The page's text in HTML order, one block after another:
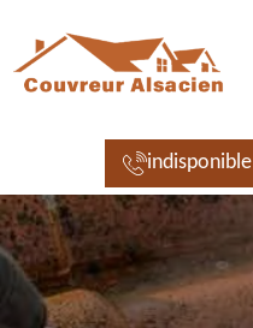
indisponible